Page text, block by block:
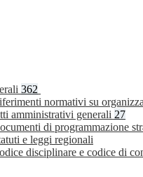
362
normativi su
amministrativi generali 27
di programmazione
e leggi regionali
disciplinare e codice di